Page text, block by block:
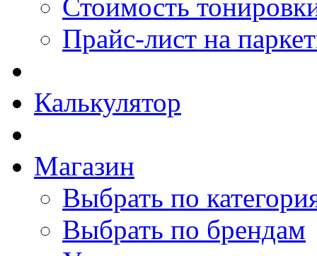
Стоимость
Прайс-лист на
Калькулятор
Магазин
Выбрать по
Выбрать по брендам